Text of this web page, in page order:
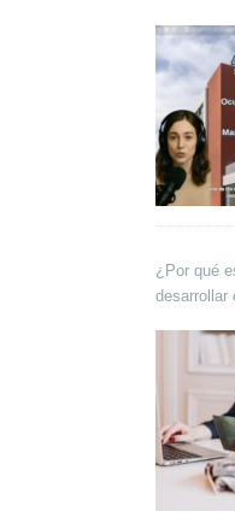
¿Por qué
desarrollar